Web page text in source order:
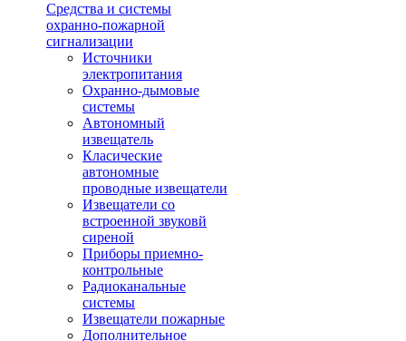
Средства и системы
охранно-пожарной
сигнализации
Источники
электропитания
Охранно-дымовые
системы
Автономный
извещатель
Класические
автономные
проводные извещатели
Извещатели со
встроенной звуковй
сиреной
Приборы приемно-
контрольные
Радиоканальные
системы
Извещатели пожарные
Дополнительное